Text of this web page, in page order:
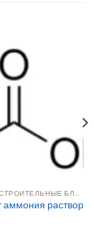
аммония раствор